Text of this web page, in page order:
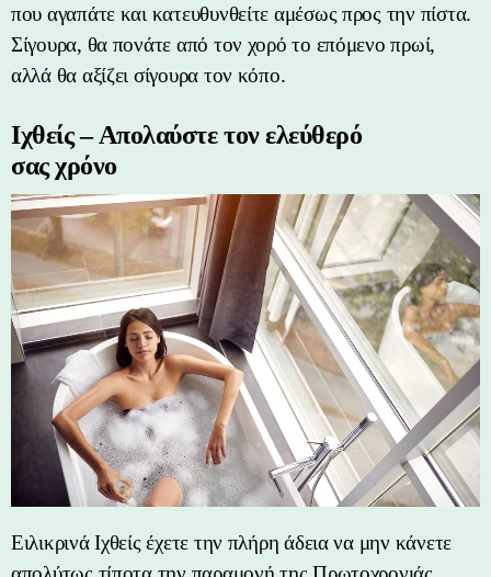
που αγαπάτε και κατευθυνθείτε αμέσως προς την πίστα.
Σίγουρα, θα πονάτε από τον χορό το επόμενο πρωί,
αλλά θα αξίζει σίγουρα τον κόπο.
Ιχθείς – Απολαύστε τον ελεύθερό
σας χρόνο
Ειλικρινά Ιχθείς έχετε την πλήρη άδεια να μην κάνετε